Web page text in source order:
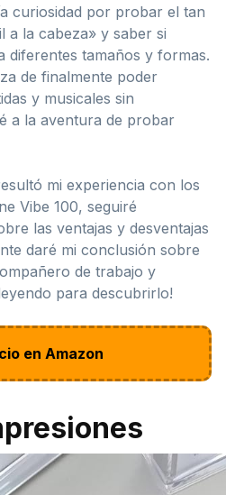
curiosidad por probar el tan
a la cabeza» y saber si
diferentes tamaños y formas.
de finalmente poder
y musicales sin
a la aventura de probar
mi experiencia con los
Vibe 100, seguiré
las ventajas y desventajas
daré mi conclusión sobre
de trabajo y
para descubrirlo!
en Amazon